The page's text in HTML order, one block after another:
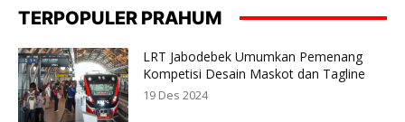
TERPOPULER PRAHUM
LRT Jabodebek Umumkan Pemenang
Kompetisi Desain Maskot dan Tagline
19 Des 2024